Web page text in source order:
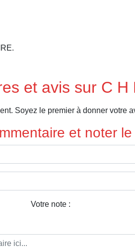
et avis sur C H
Soyez le premier à donner votre
et noter
Votre note :